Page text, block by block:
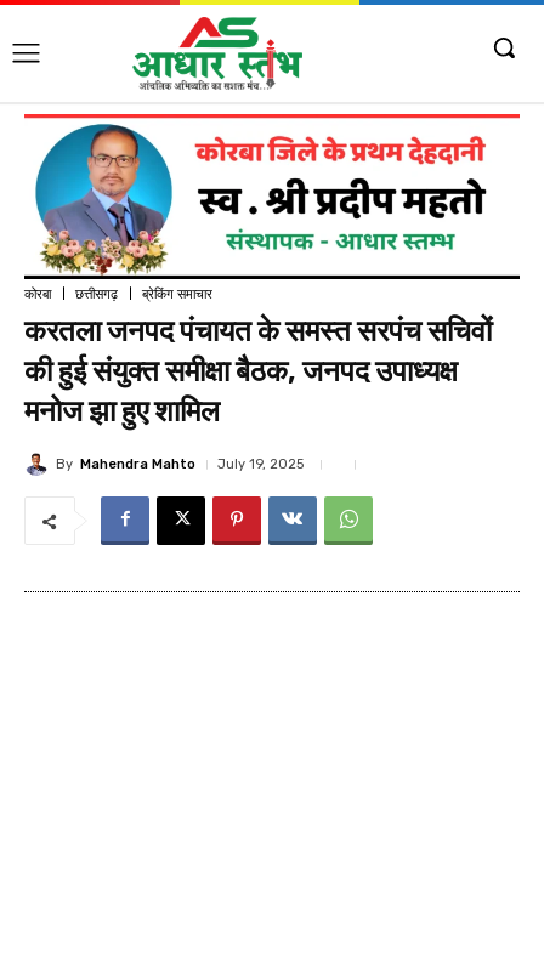
कोरबा छत्तीसगढ़ ब्रेकिंग समाचार
करतला जनपद पंचायत के समस्त सरपंच सचिवों
की हुई संयुक्त समीक्षा बैठक, जनपद उपाध्यक्ष
मनोज झा हुए शामिल
By Mahendra Mahto July 19, 2025